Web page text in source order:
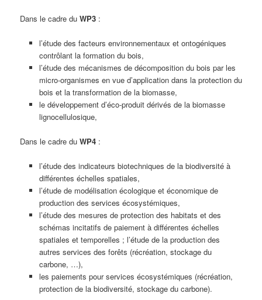
Dans le cadre duWP3 :
l’étude des facteurs environnementaux et ontogéniques
contrôlant la formation du bois,
l’étude des mécanismes de décomposition du bois par les
micro-organismes en vue d’application dans la protection du
bois et la transformation de la biomasse,
le développement d’éco-produit dérivés de la biomasse
lignocellulosique,
Dans le cadre duWP4 :
l’étude des indicateurs biotechniques de la biodiversité à
différentes échelles spatiales,
l’étude de modélisation écologique et économique de
production des services écosystémiques,
l’étude des mesures de protection des habitats et des
schémas incitatifs de paiement à différentes échelles
spatiales et temporelles ; l’étude de la production des
autres services des forêts (récréation, stockage du
carbone, …),
les paiements pour services écosystémiques (récréation,
protection de la biodiversité, stockage du carbone).